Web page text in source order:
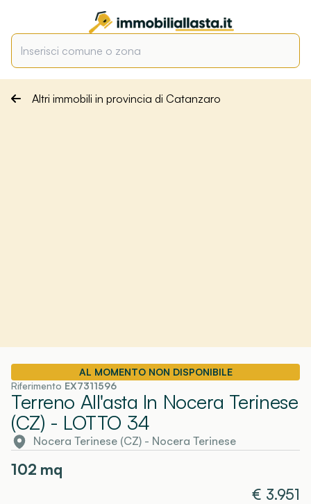
Altri immobili in provincia di Catanzaro
AL MOMENTO NON DISPONIBILE
Riferimento EX7311596
Terreno All'asta In Nocera Terinese
(CZ) - LOTTO 34
Nocera Terinese (CZ) - Nocera Terinese
102 mq
€ 3.951